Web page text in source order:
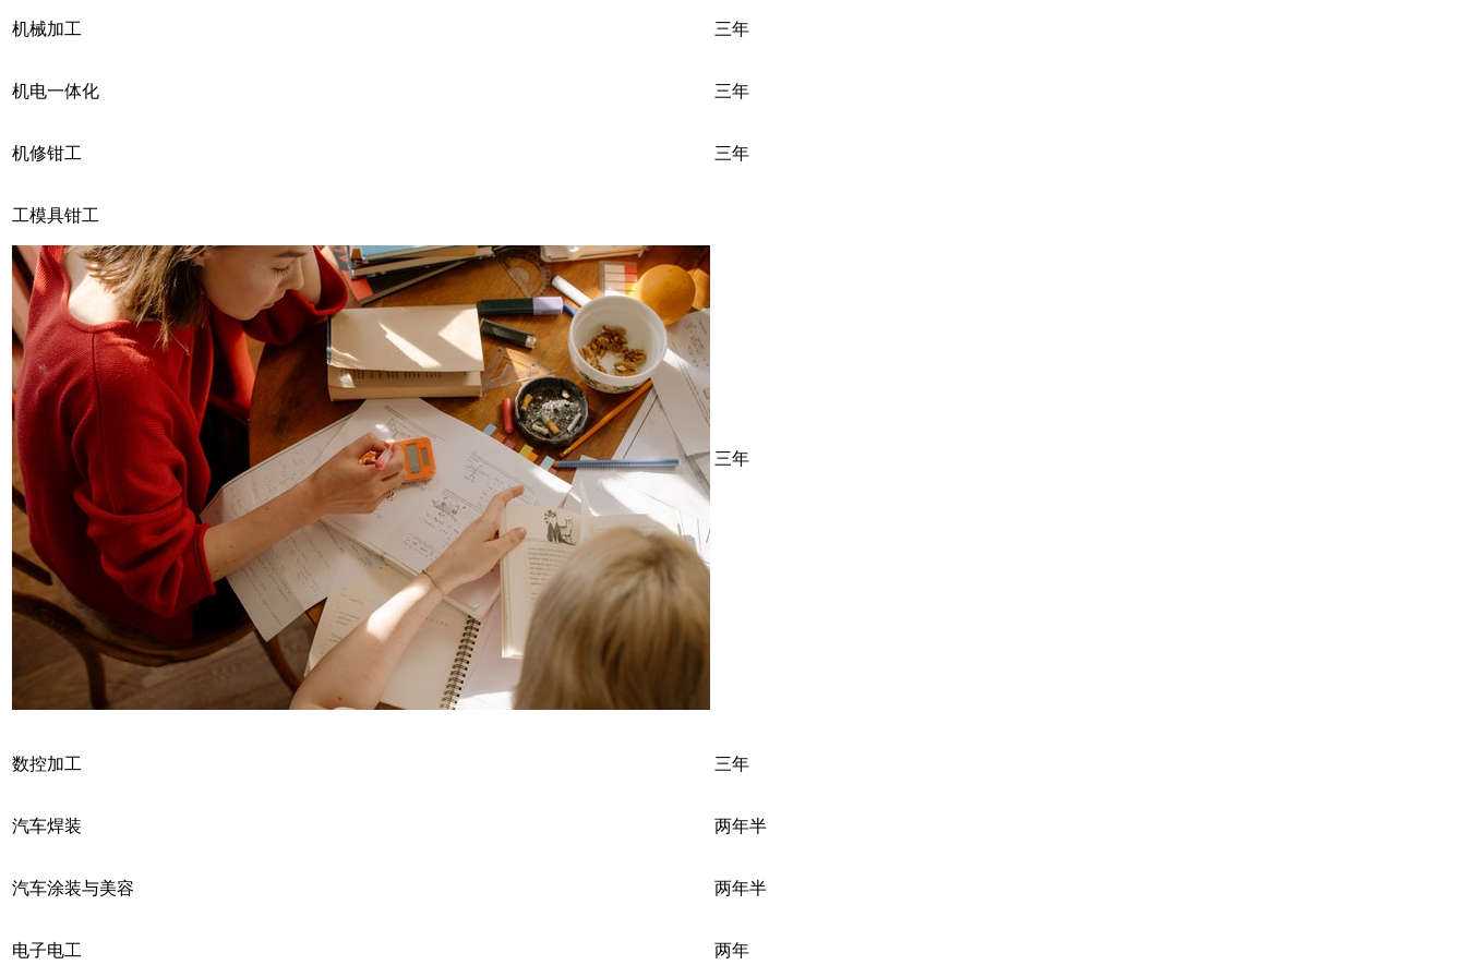
机械加工 三年
机电一体化 三年
机修钳工 三年
工模具钳工
三年
数控加工 三年
汽车焊装 两年半
汽车涂装与美容 两年半
电子电工 两年